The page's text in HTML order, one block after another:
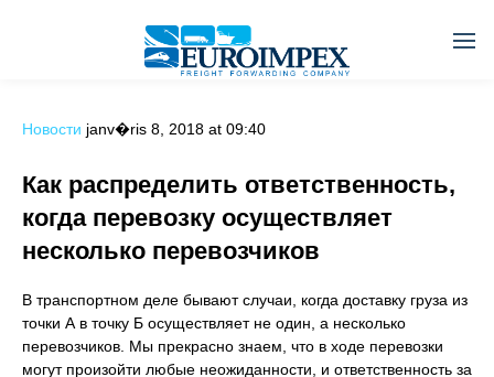
Новости janv�ris 8, 2018 at 09:40
Как распределить ответственность,
когда перевозку осуществляет
несколько перевозчиков
В транспортном деле бывают случаи, когда доставку груза из
точки А в точку Б осуществляет не один, а несколько
перевозчиков. Мы прекрасно знаем, что в ходе перевозки
могут произойти любые неожиданности, и ответственность за